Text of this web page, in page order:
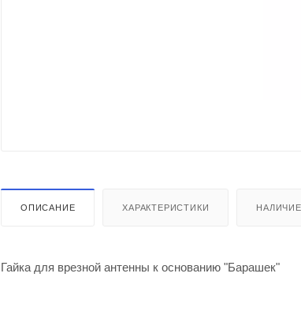
ОПИСАНИЕ ХАРАКТЕРИСТИКИ НАЛИЧИЕ
Гайка для врезной антенны к основанию "Барашек"